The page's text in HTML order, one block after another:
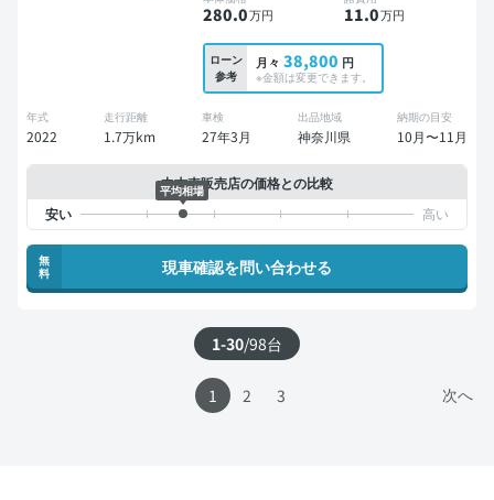
280.0万円 11.0万円
ローン
参考
月々 38,800 円
※金額は変更できます。
年式
2022
走行距離
1.7万km
車検
27年3月
出品地域
神奈川県
納期の目安
10月〜11月
中古車販売店の価格との比較
平均相場
無
料
現車確認を問い合わせる
1-30/98台
次へ
1 2 3